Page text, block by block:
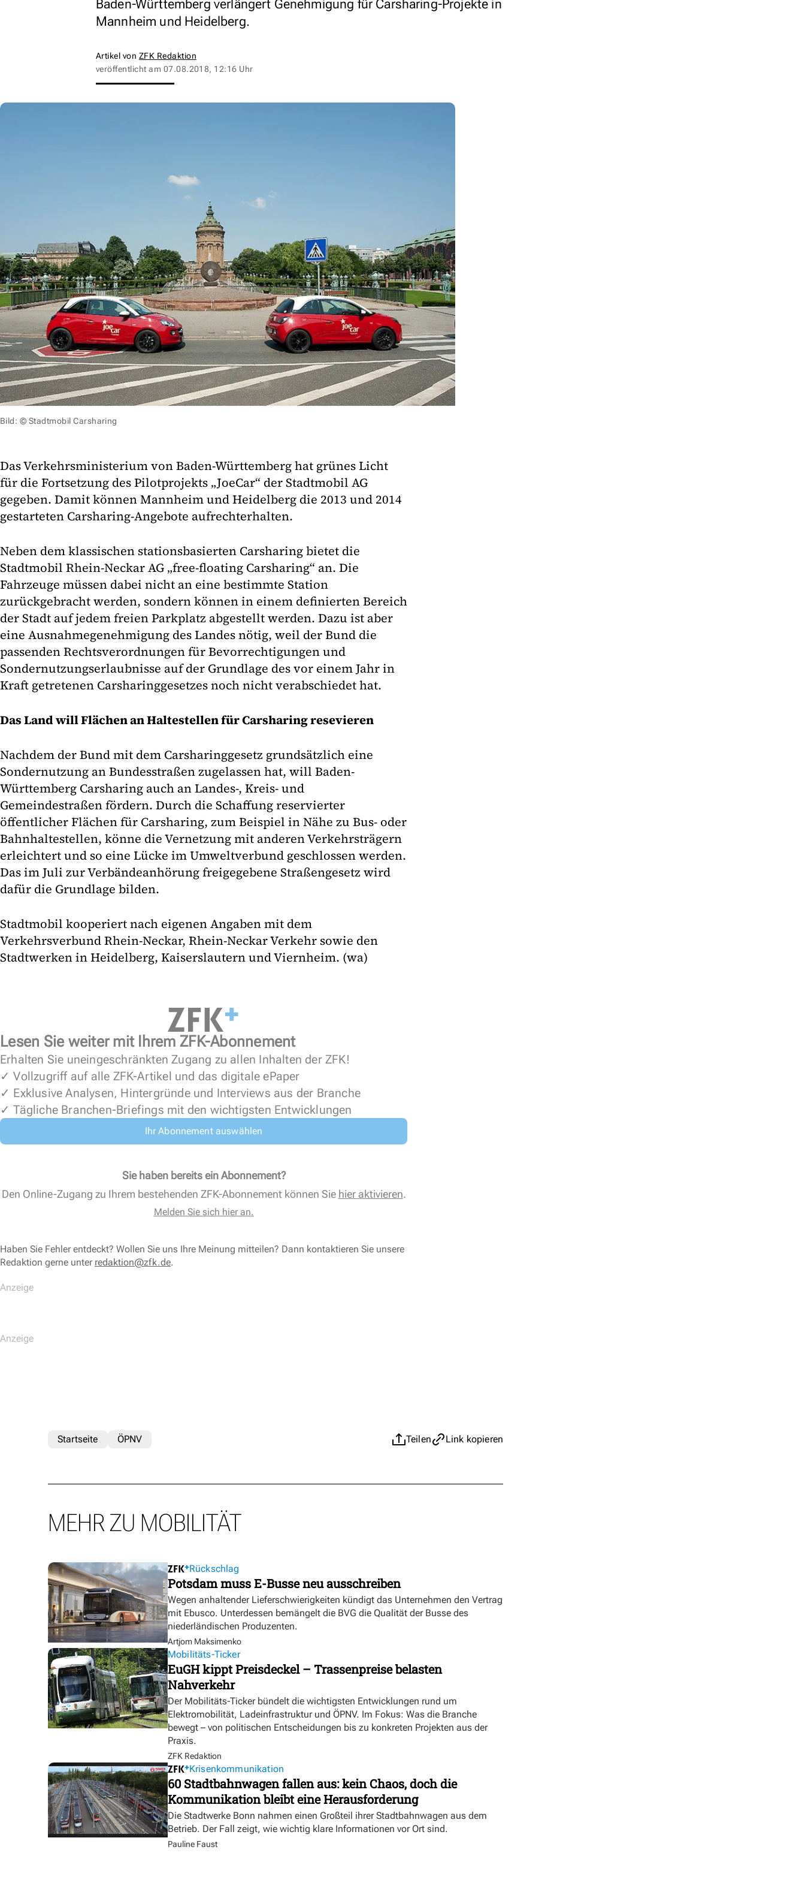
Baden-Württemberg verlängert Genehmigung für Carsharing-Projekte in
Mannheim und Heidelberg.
Artikel von ZFK Redaktion
veröffentlicht am 07.08.2018, 12:16 Uhr
Bild: © Stadtmobil Carsharing
Das Verkehrsministerium von Baden-Württemberg hat grünes Licht
für die Fortsetzung des Pilotprojekts „JoeCar“ der Stadtmobil AG
gegeben. Damit können Mannheim und Heidelberg die 2013 und 2014
gestarteten Carsharing-Angebote aufrechterhalten.
Neben dem klassischen stationsbasierten Carsharing bietet die
Stadtmobil Rhein-Neckar AG „free-floating Carsharing“ an. Die
Fahrzeuge müssen dabei nicht an eine bestimmte Station
zurückgebracht werden, sondern können in einem definierten Bereich
der Stadt auf jedem freien Parkplatz abgestellt werden. Dazu ist aber
eine Ausnahmegenehmigung des Landes nötig, weil der Bund die
passenden Rechtsverordnungen für Bevorrechtigungen und
Sondernutzungserlaubnisse auf der Grundlage des vor einem Jahr in
Kraft getretenen Carsharinggesetzes noch nicht verabschiedet hat.
Das Land will Flächen an Haltestellen für Carsharing resevieren
Nachdem der Bund mit dem Carsharinggesetz grundsätzlich eine
Sondernutzung an Bundesstraßen zugelassen hat, will Baden-
Württemberg Carsharing auch an Landes-, Kreis- und
Gemeindestraßen fördern. Durch die Schaffung reservierter
öffentlicher Flächen für Carsharing, zum Beispiel in Nähe zu Bus- oder
Bahnhaltestellen, könne die Vernetzung mit anderen Verkehrsträgern
erleichtert und so eine Lücke im Umweltverbund geschlossen werden.
Das im Juli zur Verbändeanhörung freigegebene Straßengesetz wird
dafür die Grundlage bilden.
Stadtmobil kooperiert nach eigenen Angaben mit dem
Verkehrsverbund Rhein-Neckar, Rhein-Neckar Verkehr sowie den
Stadtwerken in Heidelberg, Kaiserslautern und Viernheim. (wa)
Lesen Sie weiter mit Ihrem ZFK-Abonnement
Erhalten Sie uneingeschränkten Zugang zu allen Inhalten der ZFK!
✓ Vollzugriff auf alle ZFK-Artikel und das digitale ePaper
✓ Exklusive Analysen, Hintergründe und Interviews aus der Branche
✓ Tägliche Branchen-Briefings mit den wichtigsten Entwicklungen
Ihr Abonnement auswählen
Sie haben bereits ein Abonnement?
Den Online-Zugang zu Ihrem bestehenden ZFK-Abonnement können Sie hier aktivieren.
Melden Sie sich hier an.
Haben Sie Fehler entdeckt? Wollen Sie uns Ihre Meinung mitteilen? Dann kontaktieren Sie unsere
Redaktion gerne unter redaktion@zfk.de.
Teilen Link kopieren
Startseite ÖPNV
MEHR ZU MOBILITÄT
Rückschlag
Potsdam muss E-Busse neu ausschreiben
Wegen anhaltender Lieferschwierigkeiten kündigt das Unternehmen den Vertrag
mit Ebusco. Unterdessen bemängelt die BVG die Qualität der Busse des
niederländischen Produzenten.
Artjom Maksimenko
Mobilitäts-Ticker
EuGH kippt Preisdeckel – Trassenpreise belasten
Nahverkehr
Der Mobilitäts-Ticker bündelt die wichtigsten Entwicklungen rund um
Elektromobilität, Ladeinfrastruktur und ÖPNV. Im Fokus: Was die Branche
bewegt – von politischen Entscheidungen bis zu konkreten Projekten aus der
Praxis.
ZFK Redaktion
Krisenkommunikation
60 Stadtbahnwagen fallen aus: kein Chaos, doch die
Kommunikation bleibt eine Herausforderung
Die Stadtwerke Bonn nahmen einen Großteil ihrer Stadtbahnwagen aus dem
Betrieb. Der Fall zeigt, wie wichtig klare Informationen vor Ort sind.
Pauline Faust